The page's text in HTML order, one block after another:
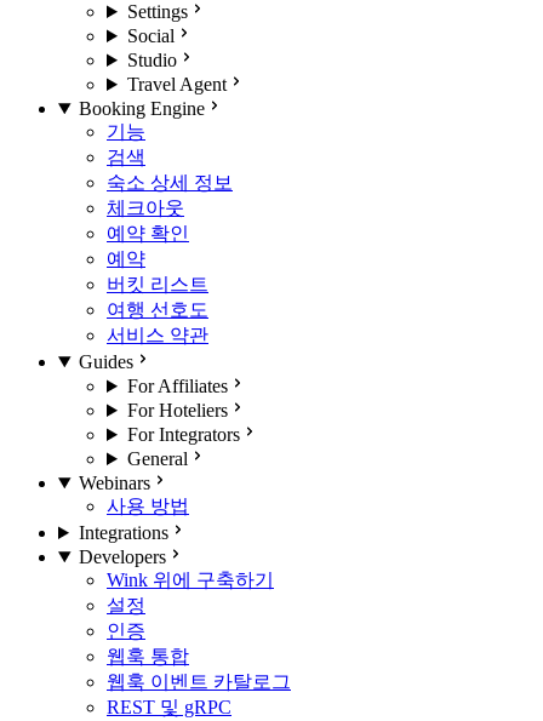
Settings
Social
Studio
Travel Agent
Booking Engine
기능
검색
숙소 상세 정보
체크아웃
예약 확인
예약
버킷 리스트
여행 선호도
서비스 약관
Guides
For Affiliates
For Hoteliers
For Integrators
General
Webinars
사용 방법
Integrations
Developers
Wink 위에 구축하기
설정
인증
웹훅 통합
웹훅 이벤트 카탈로그
REST 및 gRPC